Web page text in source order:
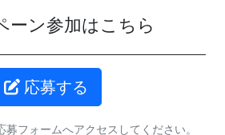
ーン参加はこちら
応募する
フォームへアクセスしてください。